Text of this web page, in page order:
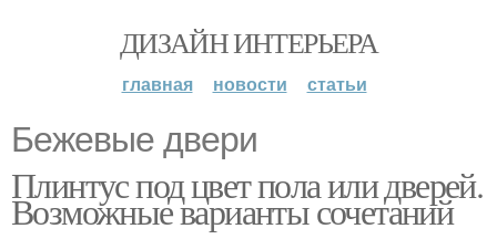
ДИЗАЙН ИНТЕРЬЕРА
главная новости статьи
Бежевые двери
Плинтус под цвет пола или дверей.
Возможные варианты сочетаний